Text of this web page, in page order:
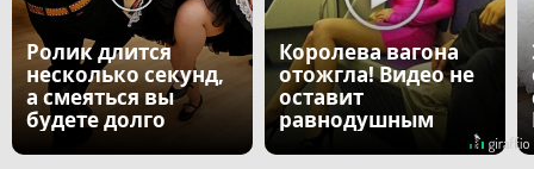
Ролик длится
несколько секунд,
а смеяться вы
будете долго
Королева вагона
отожгла! Видео не
оставит
равнодушным